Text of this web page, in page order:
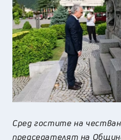
Сред гостите на
председателят на